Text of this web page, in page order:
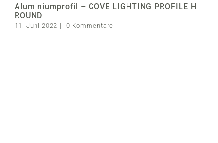
Aluminiumprofil – COVE LIGHTING PROFILE H
ROUND
11. Juni 2022 | 0 Kommentare